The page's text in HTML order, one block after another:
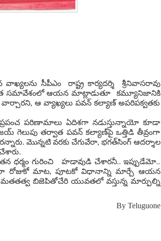
వాఖ్యలను సీపీఎం రాష్ట్ర కార్యదర్శి శ్రీనివాసరావు
సమావేశంలో ఆయన మాట్లాడుతూ కమ్యూనిజానికి
ఆ వ్యాఖ్యలు పవన్ కల్యాణ్ అపరిపక్వతకు
పరిణామాలు ఏదిశగా నడుస్తున్నాయో కూడా
గెలుపు తర్వాత పవన్ కల్యాణ్‌పై ఒత్తిడి తీవ్రంగా
మొన్నటి వరకు చేగువేరా, భగత్‌సింగ్ ఆదర్శాల
ధర్మం గురించి హడావుడి చేశారనీ.. ఇప్పుడేమో..
ఇలా రోజుకో మాట, పూటకో విధానాన్ని మార్చే ఆయన
బిజెపితోచేరి యువతలో వస్తున్న మార్పుల్ని
By Teluguone